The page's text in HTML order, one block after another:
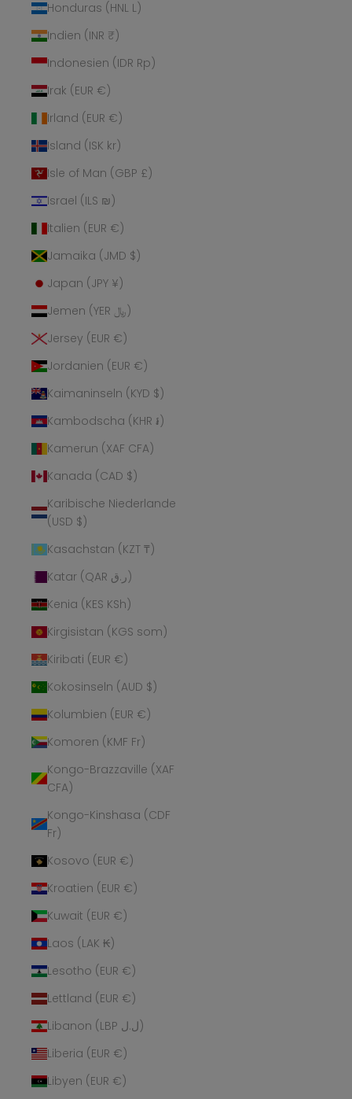
Honduras (HNL L)
Indien (INR ₹)
Indonesien (IDR Rp)
Irak (EUR €)
Irland (EUR €)
Island (ISK kr)
Isle of Man (GBP £)
Israel (ILS ₪)
Italien (EUR €)
Jamaika (JMD $)
Japan (JPY ¥)
Jemen (YER ﷼)
Jersey (EUR €)
Jordanien (EUR €)
Kaimaninseln (KYD $)
Kambodscha (KHR ៛)
Kamerun (XAF CFA)
Kanada (CAD $)
Karibische Niederlande
(USD $)
Kasachstan (KZT ₸)
Katar (QAR ر.ق)
Kenia (KES KSh)
Kirgisistan (KGS som)
Kiribati (EUR €)
Kokosinseln (AUD $)
Kolumbien (EUR €)
Komoren (KMF Fr)
Kongo-Brazzaville (XAF
CFA)
Kongo-Kinshasa (CDF
Fr)
Kosovo (EUR €)
Kroatien (EUR €)
Kuwait (EUR €)
Laos (LAK ₭)
Lesotho (EUR €)
Lettland (EUR €)
Libanon (LBP ل.ل)
Liberia (EUR €)
Libyen (EUR €)